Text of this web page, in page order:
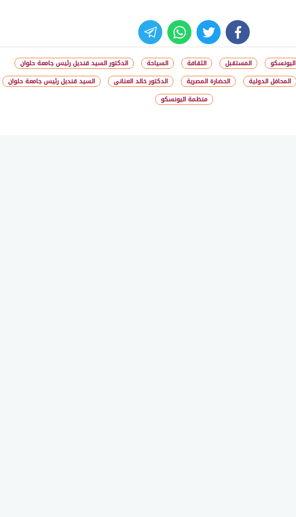
facebook
twitter
whats
اليونسكو المستقبل الثقافة السياحة
الدكتور السيد قنديل رئيس جامعة حلوان
المحافل الدولية الحضارة المصرية الدكتور خالد العنانى
السيد قنديل رئيس جامعة حلوان
منظمة اليونسكو